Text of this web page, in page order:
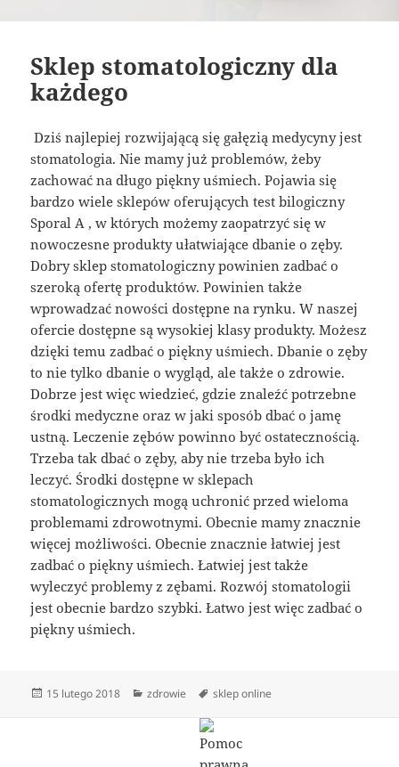
Sklep stomatologiczny dla
każdego
Dziś najlepiej rozwijającą się gałęzią medycyny jest
stomatologia. Nie mamy już problemów, żeby
zachować na długo piękny uśmiech. Pojawia się
bardzo wiele sklepów oferujących test bilogiczny
Sporal A , w których możemy zaopatrzyć się w
nowoczesne produkty ułatwiające dbanie o zęby.
Dobry sklep stomatologiczny powinien zadbać o
szeroką ofertę produktów. Powinien także
wprowadzać nowości dostępne na rynku. W naszej
ofercie dostępne są wysokiej klasy produkty. Możesz
dzięki temu zadbać o piękny uśmiech. Dbanie o zęby
to nie tylko dbanie o wygląd, ale także o zdrowie.
Dobrze jest więc wiedzieć, gdzie znaleźć potrzebne
środki medyczne oraz w jaki sposób dbać o jamę
ustną. Leczenie zębów powinno być ostatecznością.
Trzeba tak dbać o zęby, aby nie trzeba było ich
leczyć. Środki dostępne w sklepach
stomatologicznych mogą uchronić przed wieloma
problemami zdrowotnymi. Obecnie mamy znacznie
więcej możliwości. Obecnie znacznie łatwiej jest
zadbać o piękny uśmiech. Łatwiej jest także
wyleczyć problemy z zębami. Rozwój stomatologii
jest obecnie bardzo szybki. Łatwo jest więc zadbać o
piękny uśmiech.
Data
15 lutego 2018 Kategorie
zdrowie Tagi
sklep online